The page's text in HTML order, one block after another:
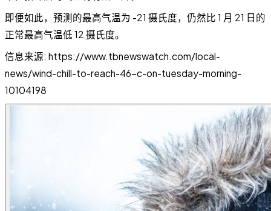
即便如此，预测的最高气温为 -21 摄氏度，仍然比 1 月 21 日的
正常最高气温低 12 摄氏度。
信息来源: https://www.tbnewswatch.com/local-
news/wind-chill-to-reach-46-c-on-tuesday-morning-
10104198